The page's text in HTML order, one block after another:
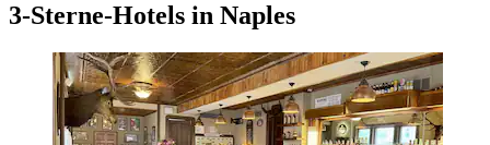
3-Sterne-Hotels in Naples